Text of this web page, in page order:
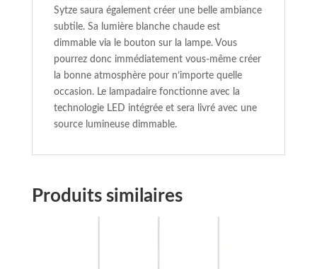
Sytze saura également créer une belle ambiance
subtile. Sa lumière blanche chaude est
dimmable via le bouton sur la lampe. Vous
pourrez donc immédiatement vous-même créer
la bonne atmosphère pour n’importe quelle
occasion. Le lampadaire fonctionne avec la
technologie LED intégrée et sera livré avec une
source lumineuse dimmable.
Produits similaires